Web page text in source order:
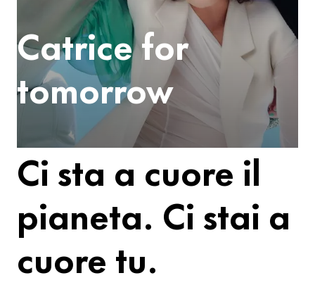
Catrice for
tomorrow
Ci sta a cuore il
pianeta. Ci stai a
cuore tu.